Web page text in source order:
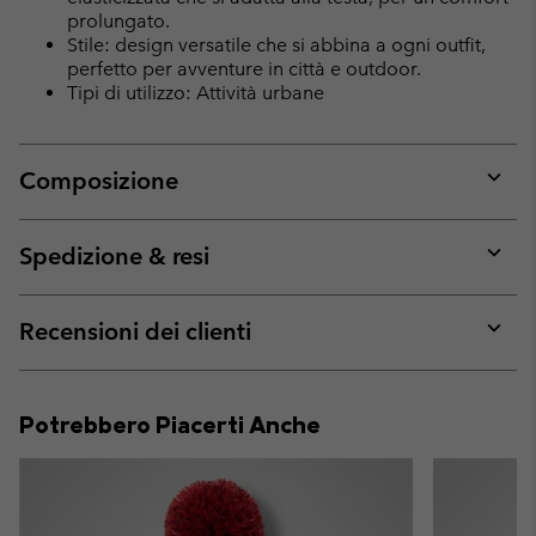
prolungato.
Stile: design versatile che si abbina a ogni outfit,
perfetto per avventure in città e outdoor.
Tipi di utilizzo: Attività urbane
Composizione
or
Spedizione & resi
or
Recensioni dei clienti
or
Potrebbero Piacerti Anche